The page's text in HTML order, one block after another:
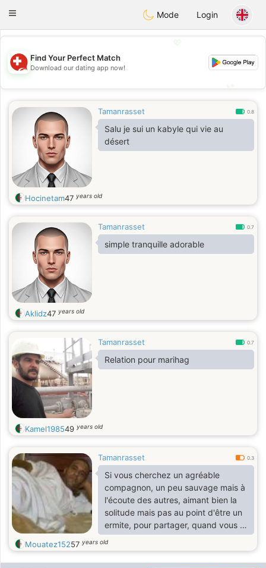
Suissi
Toggle
Mode Login
💖
Find Your Perfect Match
Download our dating app now!
Tamanrasset 0.8
Salu je sui un kabyle qui vie au
désert
Hocinetam47 years old
Tamanrasset 0.7
simple tranquille adorable
Aklidz47 years old
Tamanrasset 0.7
Relation pour marihag
Kamel198549 years old
Tamanrasset 0.3
Si vous cherchez un agréable
compagnon, un peu sauvage mais à
l'écoute des autres, aimant bien la
solitude mais pas au point d'être un
ermite, pour partager, quand vous le
désirez, un petit moment de
bonheur volé à la grande loterie de
la vie, alors je suis peut-être votre
Mouatez15257 years old